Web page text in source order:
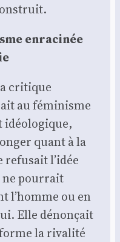
enra­ci­née
cri­tique
au fémi­nisme
idéo­lo­gique,
quant à la
l’idée
ne pour­rait
l’homme ou en
Elle dénon­çait
la riva­li­té